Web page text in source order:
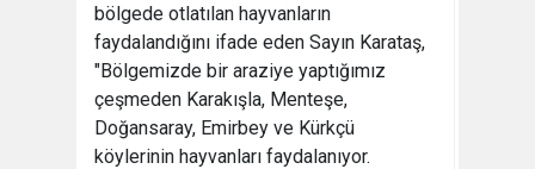
bölgede otlatılan hayvanların
faydalandığını ifade eden Sayın Karataş,
"Bölgemizde bir araziye yaptığımız
çeşmeden Karakışla, Menteşe,
Doğansaray, Emirbey ve Kürkçü
köylerinin hayvanları faydalanıyor.